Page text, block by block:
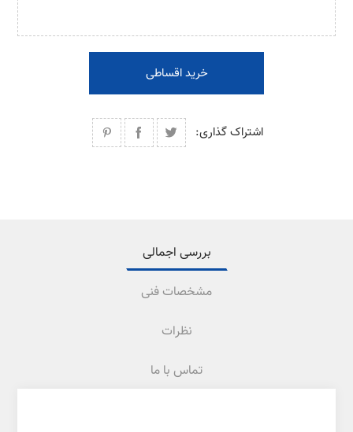
خرید اقساطی
اشتراک گذاری:
بررسی اجمالی
مشخصات فنی
نظرات
تماس با ما